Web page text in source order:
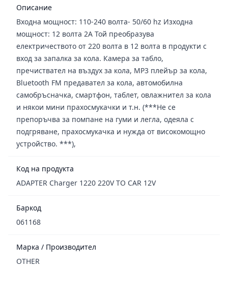
Описание
Входна мощност: 110-240 волта- 50/60 hz Изходна
мощност: 12 волта 2A Той преобразува
електричеството от 220 волта в 12 волта в продукти с
вход за запалка за кола. Камера за табло,
пречиствател на въздух за кола, MP3 плейър за кола,
Bluetooth FM предавател за кола, автомобилна
самобръсначка, смартфон, таблет, овлажнител за кола
и някои мини прахосмукачки и т.н. (***Не се
препоръчва за помпане на гуми и легла, одеяла с
подгряване, прахосмукачка и нужда от високомощно
устройство. ***),
Код на продукта
ADAPTER Charger 1220 220V TO CAR 12V
Баркод
061168
Марка / Производител
OTHER